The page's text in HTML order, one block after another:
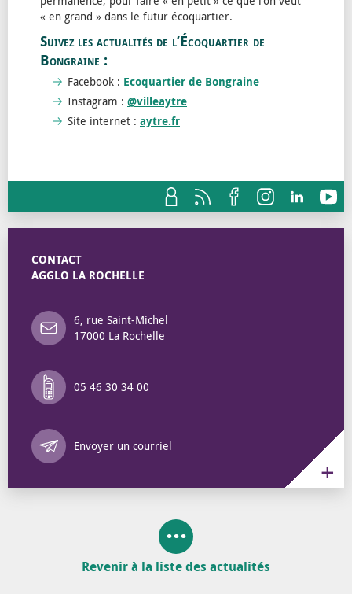
« en grand » dans le futur écoquartier.
Suivez les actualités de l’Écoquartier de
Bongraine :
Facebook : Ecoquartier de Bongraine
Instagram : @villeaytre
Site internet : aytre.fr
CONTACT
AGGLO LA ROCHELLE
6, rue Saint-Michel
17000 La Rochelle
05 46 30 34 00
Envoyer un courriel
Annuaire
Revenir à la liste des actualités